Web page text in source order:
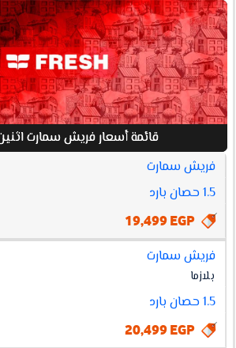
قائمة أسعار فريش سمارت
افضل
أسعار
سمارت
اثنين
ونصف
مواصفات
فريش سمارت
1.5 حصان بارد
19,499 EGP
فريش سمارت
بلازما
1.5 حصان بارد
20,499 EGP